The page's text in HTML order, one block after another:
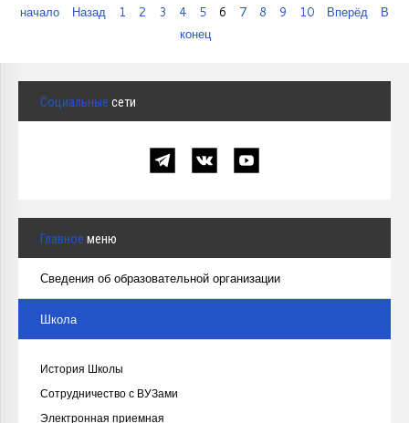
начало
Назад 1 2 3 4 5 6 7 8 9 10 Вперёд
В
конец
Социальные сети
Главное меню
Сведения об образовательной организации
Школа
История Школы
Сотрудничество с ВУЗами
Электронная приемная